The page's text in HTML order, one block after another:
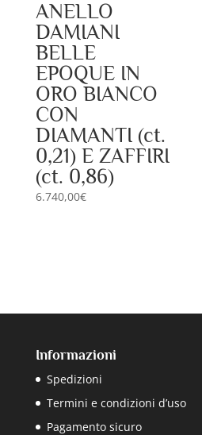
ANELLO
DAMIANI
BELLE
EPOQUE IN
ORO BIANCO
CON
DIAMANTI (ct.
0,21) E ZAFFIRI
(ct. 0,86)
6.740,00€
Informazioni
Spedizioni
Termini e condizioni d’uso
Pagamento sicuro